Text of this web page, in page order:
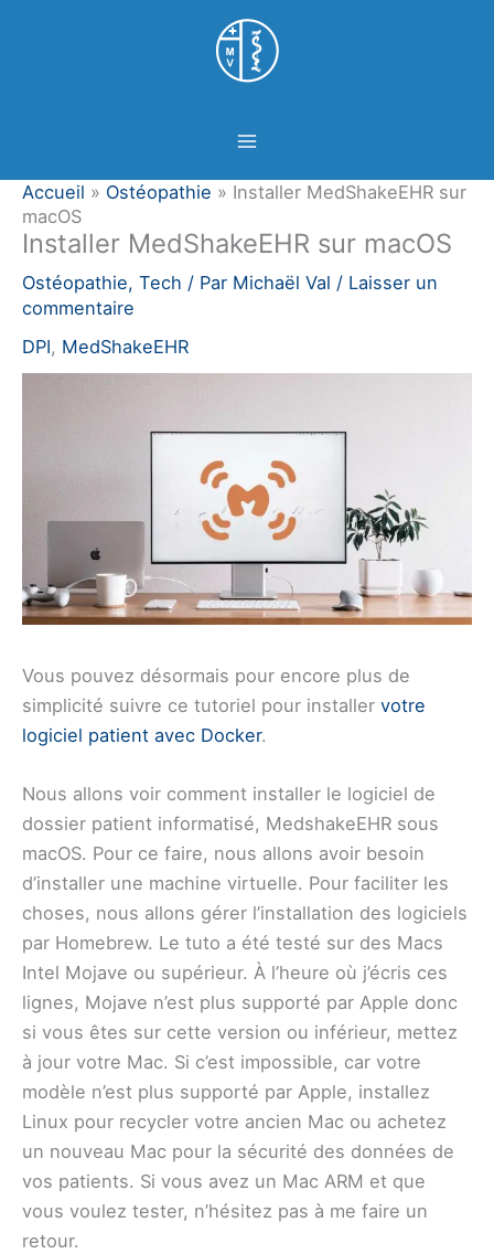
Accueil » Ostéopathie » Installer MedShakeEHR sur
macOS
Installer MedShakeEHR sur macOS
Ostéopathie, Tech / Par Michaël Val / Laisser un
commentaire
DPI, MedShakeEHR
Vous pouvez désormais pour encore plus de
simplicité suivre ce tutoriel pour installer votre
logiciel patient avec Docker.
Nous allons voir comment installer le logiciel de
dossier patient informatisé, MedshakeEHR sous
macOS. Pour ce faire, nous allons avoir besoin
d’installer une machine virtuelle. Pour faciliter les
choses, nous allons gérer l’installation des logiciels
par Homebrew. Le tuto a été testé sur des Macs
Intel Mojave ou supérieur. À l’heure où j’écris ces
lignes, Mojave n’est plus supporté par Apple donc
si vous êtes sur cette version ou inférieur, mettez
à jour votre Mac. Si c’est impossible, car votre
modèle n’est plus supporté par Apple, installez
Linux pour recycler votre ancien Mac ou achetez
un nouveau Mac pour la sécurité des données de
vos patients. Si vous avez un Mac ARM et que
vous voulez tester, n’hésitez pas à me faire un
retour.
Panneau de gestion des cookies